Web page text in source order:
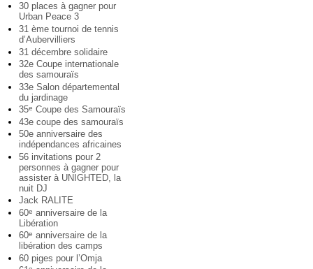
30 places à gagner pour
Urban Peace 3
31 ème tournoi de tennis
d’Aubervilliers
31 décembre solidaire
32e Coupe internationale
des samouraïs
33e Salon départemental
du jardinage
35e Coupe des Samouraïs
43e coupe des samouraïs
50e anniversaire des
indépendances africaines
56 invitations pour 2
personnes à gagner pour
assister à UNIGHTED, la
nuit DJ
Jack RALITE
60e anniversaire de la
Libération
60e anniversaire de la
libération des camps
60 piges pour l’Omja